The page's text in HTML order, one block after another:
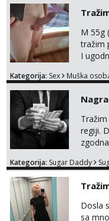
M 55g
tražim
I
plaži
Kategorija: Sex Muška
regiji.
kosu -
obitelj)
zaštitu
Kategorija: Sugar Daddy
Dosla
sa